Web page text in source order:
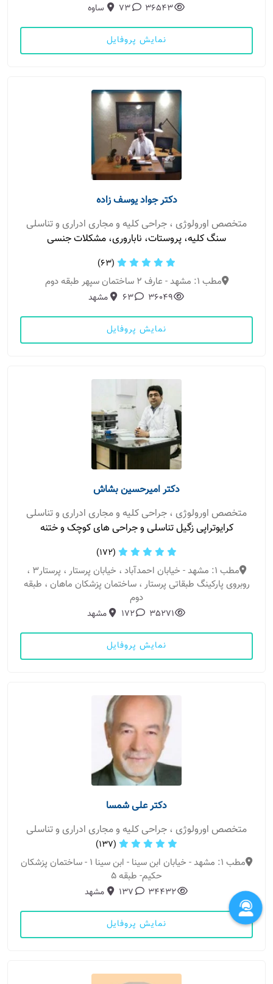
36543
73 ساوه
نمایش پروفایل
دکتر جواد یوسف زاده
متخصص اورولوژی ، جراحی کلیه و مجاری ادراری و تناسلی
سنگ کلیه، پروستات، ناباروری، مشکلات جنسی
(63)
مطب 1: مشهد - عارف ۲ ساختمان سپهر طبقه دوم
36049
63 مشهد
نمایش پروفایل
دکتر امیرحسین بشاش
متخصص اورولوژی ، جراحی کلیه و مجاری ادراری و تناسلی
کرایوتراپی زگیل تناسلی و جراحی های کوچک و ختنه
(172)
مطب 1: مشهد - خیابان احمدآباد ، خیابان پرستار ، پرستار3 ،
روبروی پارکینگ طبقاتی پرستار ، ساختمان پزشکان ماهان ، طبقه
دوم
35271
172 مشهد
نمایش پروفایل
دکتر علی شمسا
متخصص اورولوژی ، جراحی کلیه و مجاری ادراری و تناسلی
(137)
مطب 1: مشهد - خیابان ابن سینا - ابن سینا 1 - ساختمان پزشکان
حکیم- طبقه 5
34432
137 مشهد
نمایش پروفایل